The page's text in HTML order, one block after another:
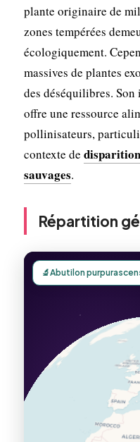
plante originaire de
zones tempérées
écologiquement.
massives de plantes
des déséquilibres.
offre une ressource
pollinisateurs,
contexte de
sauvages.
Répartition